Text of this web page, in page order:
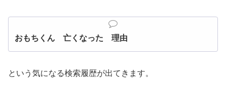
おもちくん 亡くなった 理由
という気になる検索履歴が出てきます。